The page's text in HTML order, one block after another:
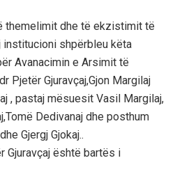
themelimit dhe të ekzistimit të
shpërbleu këta
Avanacimin e Arsimit të
Pjetër Gjuravçaj,Gjon Margilaj
, pastaj mësuesit Vasil Margilaj,
Dedivanaj dhe posthum
Gjergj Gjokaj..
Gjuravçaj është bartës i